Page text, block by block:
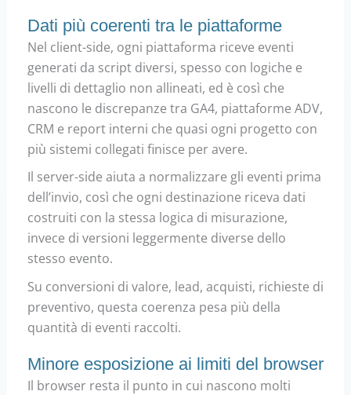
Dati più coerenti tra le piattaforme
Nel client-side, ogni piattaforma riceve eventi
generati da script diversi, spesso con logiche e
livelli di dettaglio non allineati, ed è così che
nascono le discrepanze tra GA4, piattaforme ADV,
CRM e report interni che quasi ogni progetto con
più sistemi collegati finisce per avere.
Il server-side aiuta a normalizzare gli eventi prima
dell’invio, così che ogni destinazione riceva dati
costruiti con la stessa logica di misurazione,
invece di versioni leggermente diverse dello
stesso evento.
Su conversioni di valore, lead, acquisti, richieste di
preventivo, questa coerenza pesa più della
quantità di eventi raccolti.
Minore esposizione ai limiti del browser
Il browser resta il punto in cui nascono molti